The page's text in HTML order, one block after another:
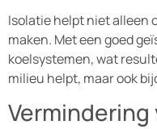
Isolatie helpt niet alleen
maken. Met een goed
koelsystemen, wat
milieu helpt, maar ook
Vermindering